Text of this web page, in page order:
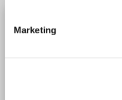
Marketing
Competition ELISA
50-